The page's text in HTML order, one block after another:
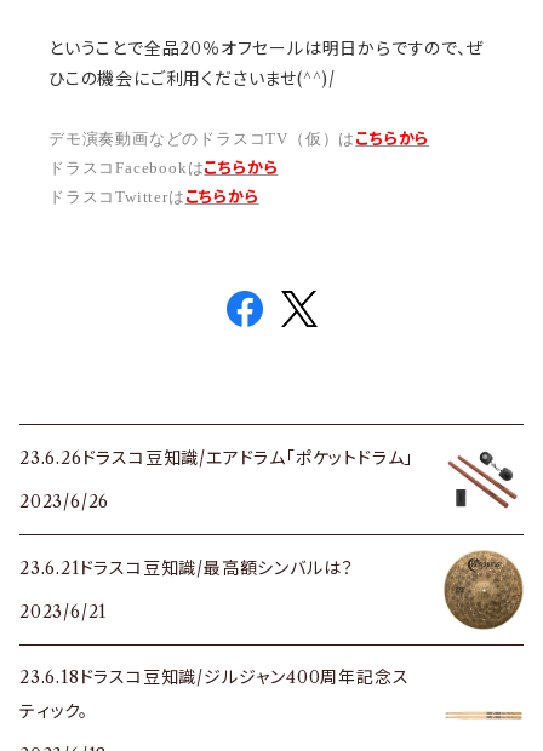
ということで全品20％オフセールは明日からですので、ぜ
ひこの機会にご利用くださいませ(^^)/
デモ演奏動画などのドラスコTV（仮）は こちらから
ドラスコFacebookはこちらから
ドラスコTwitterは こちらから
23.6.26ドラスコ豆知識/エアドラム「ポケットドラム」
2023/6/26
23.6.21ドラスコ豆知識/最高額シンバルは？
2023/6/21
23.6.18ドラスコ豆知識/ジルジャン400周年記念ス
ティック。